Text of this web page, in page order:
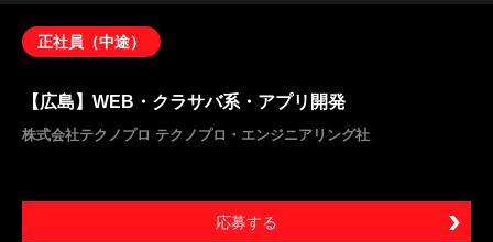
正社員（中途）
【広島】WEB・クラサバ系・アプリ開発
株式会社テクノプロ テクノプロ・エンジニアリング社
応募する